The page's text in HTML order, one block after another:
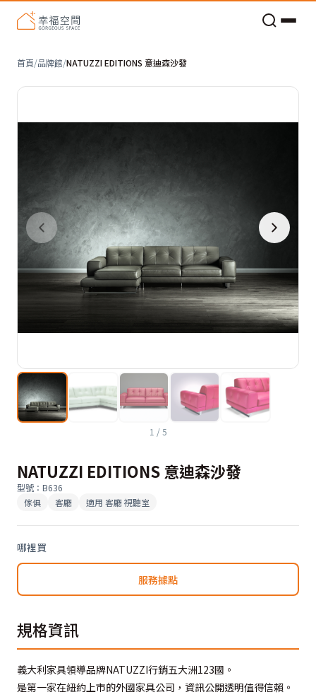
首頁/品牌館/NATUZZI EDITIONS 意迪森沙發
1 /5
NATUZZI EDITIONS 意迪森沙發
型號 ： B636
傢俱
客廳 適用 客廳 視聽室
哪裡買
服務據點
規格資訊
義大利家具領導品牌NATUZZI行銷五大洲123國。
是第一家在紐約上市的外國家具公司，資訊公開透明值得信賴。